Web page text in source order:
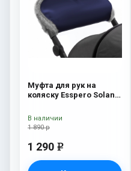
Муфта для рук на
коляску Esspero Solana
Deep Ocean
1 890 р
1 290 e
В наличии